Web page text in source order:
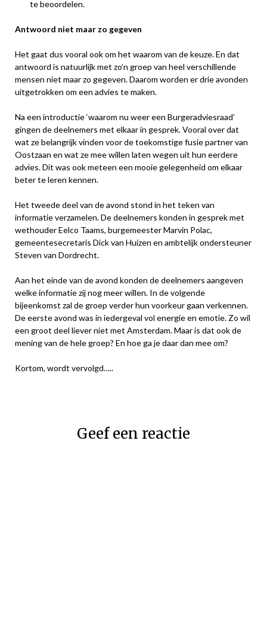
te beoordelen.
Antwoord niet maar zo gegeven
Het gaat dus vooral ook om het waarom van de keuze. En dat
antwoord is natuurlijk met zo’n groep van heel verschillende
mensen niet maar zo gegeven. Daarom worden er drie avonden
uitgetrokken om een advies te maken.
Na een introductie ‘waarom nu weer een Burgeradviesraad’
gingen de deelnemers met elkaar in gesprek. Vooral over dat
wat ze belangrijk vinden voor de toekomstige fusie partner van
Oostzaan en wat ze mee willen laten wegen uit hun eerdere
advies. Dit was ook meteen een mooie gelegenheid om elkaar
beter te leren kennen.
Het tweede deel van de avond stond in het teken van
informatie verzamelen. De deelnemers konden in gesprek met
wethouder Eelco Taams, burgemeester Marvin Polac,
gemeentesecretaris Dick van Huizen en ambtelijk ondersteuner
Steven van Dordrecht.
Aan het einde van de avond konden de deelnemers aangeven
welke informatie zij nog meer willen. In de volgende
bijeenkomst zal de groep verder hun voorkeur gaan verkennen.
De eerste avond was in iedergeval vol energie en emotie. Zo wil
een groot deel liever niet met Amsterdam. Maar is dat ook de
mening van de hele groep? En hoe ga je daar dan mee om?
Kortom, wordt vervolgd…..
Geef een reactie